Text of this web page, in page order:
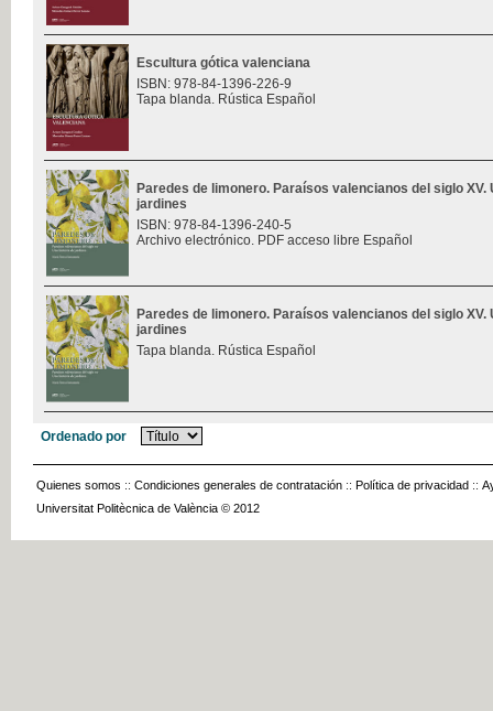
Escultura gótica valenciana
ISBN: 978-84-1396-226-9
Tapa blanda. Rústica Español
Paredes de limonero. Paraísos valencianos del siglo XV.
jardines
ISBN: 978-84-1396-240-5
Archivo electrónico. PDF acceso libre Español
Paredes de limonero. Paraísos valencianos del siglo XV.
jardines
Tapa blanda. Rústica Español
Ordenado por
Quienes somos :: Condiciones generales de contratación :: Política de privacidad ::
Universitat Politècnica de València © 2012